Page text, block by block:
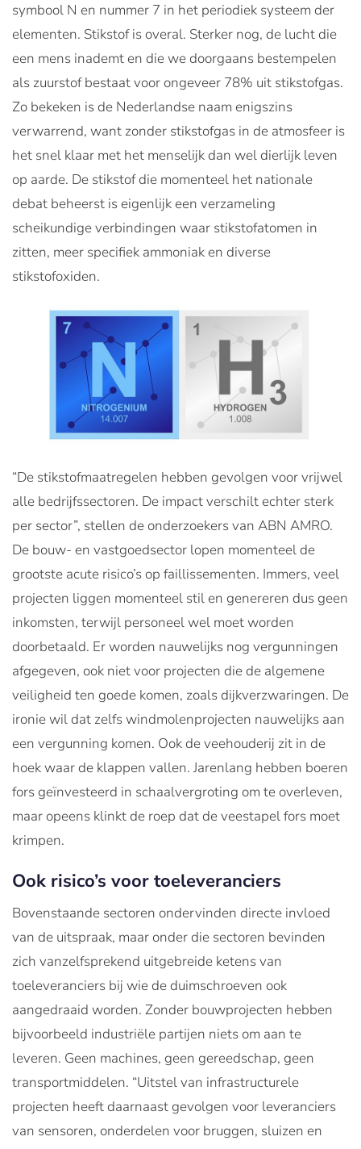
symbool N en nummer 7 in het periodiek systeem der
elementen. Stikstof is overal. Sterker nog, de lucht die
een mens inademt en die we doorgaans bestempelen
als zuurstof bestaat voor ongeveer 78% uit stikstofgas.
Zo bekeken is de Nederlandse naam enigszins
verwarrend, want zonder stikstofgas in de atmosfeer is
het snel klaar met het menselijk dan wel dierlijk leven
op aarde. De stikstof die momenteel het nationale
debat beheerst is eigenlijk een verzameling
scheikundige verbindingen waar stikstofatomen in
zitten, meer specifiek ammoniak en diverse
stikstofoxiden.
“De stikstofmaatregelen hebben gevolgen voor vrijwel
alle bedrijfssectoren. De impact verschilt echter sterk
per sector”, stellen de onderzoekers van ABN AMRO.
De bouw- en vastgoedsector lopen momenteel de
grootste acute risico’s op faillissementen. Immers, veel
projecten liggen momenteel stil en genereren dus geen
inkomsten, terwijl personeel wel moet worden
doorbetaald. Er worden nauwelijks nog vergunningen
afgegeven, ook niet voor projecten die de algemene
veiligheid ten goede komen, zoals dijkverzwaringen. De
ironie wil dat zelfs windmolenprojecten nauwelijks aan
een vergunning komen. Ook de veehouderij zit in de
hoek waar de klappen vallen. Jarenlang hebben boeren
fors geïnvesteerd in schaalvergroting om te overleven,
maar opeens klinkt de roep dat de veestapel fors moet
krimpen.
Ook risico’s voor toeleveranciers
Bovenstaande sectoren ondervinden directe invloed
van de uitspraak, maar onder die sectoren bevinden
zich vanzelfsprekend uitgebreide ketens van
toeleveranciers bij wie de duimschroeven ook
aangedraaid worden. Zonder bouwprojecten hebben
bijvoorbeeld industriële partijen niets om aan te
leveren. Geen machines, geen gereedschap, geen
transportmiddelen. “Uitstel van infrastructurele
projecten heeft daarnaast gevolgen voor leveranciers
van sensoren, onderdelen voor bruggen, sluizen en